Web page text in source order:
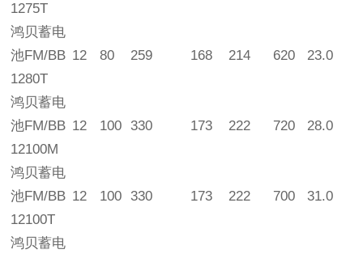
1275T
鸿贝蓄电
池FM/BB
1280T
12 80 259 168 214 620 23.0
鸿贝蓄电
池FM/BB
12100M
12 100 330 173 222 720 28.0
鸿贝蓄电
池FM/BB
12100T
12 100 330 173 222 700 31.0
鸿贝蓄电